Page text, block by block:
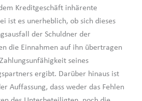
Kreditgeschäft inhärente
ist es unerheblich, ob sich dieses
der Schuldner der
die Einnahmen auf ihn übertragen
seines
ergibt. Darüber hinaus ist
Auffassung, dass weder das Fehlen